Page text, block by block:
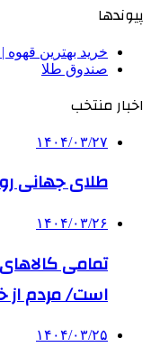
پیوندها
خرید بهترین قهوه
صندوق طلا
اخبار منتخب
۱۴۰۴/۰۳/۲۷
طلای جهانی
۱۴۰۴/۰۳/۲۶
تمامی
است/ مردم از
۱۴۰۴/۰۳/۲۵